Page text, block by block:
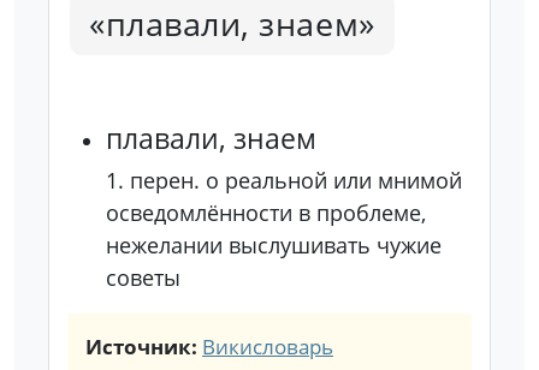
«плавали, знаем»
плавали, знаем
1. перен. о реальной или мнимой
осведомлённости в проблеме,
нежелании выслушивать чужие
советы
Источник: Викисловарь